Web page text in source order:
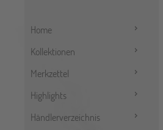
Home
Kollektionen
Merkzettel
Highlights
Händlerverzeichnis